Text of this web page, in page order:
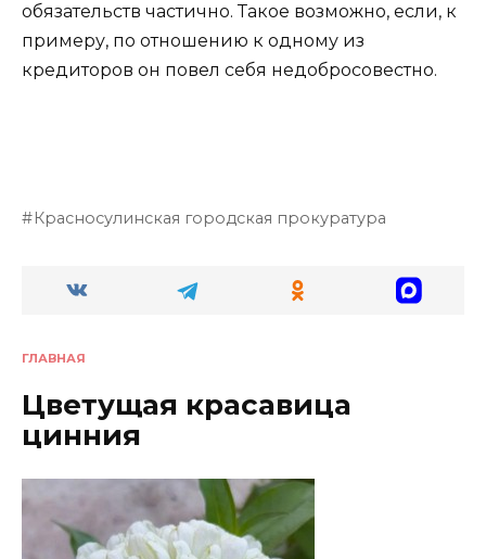
обязательств частично. Такое возможно, если, к
примеру, по отношению к одному из
кредиторов он повел себя недобросовестно.
Красносулинская городская прокуратура
ГЛАВНАЯ
Цветущая красавица
цинния